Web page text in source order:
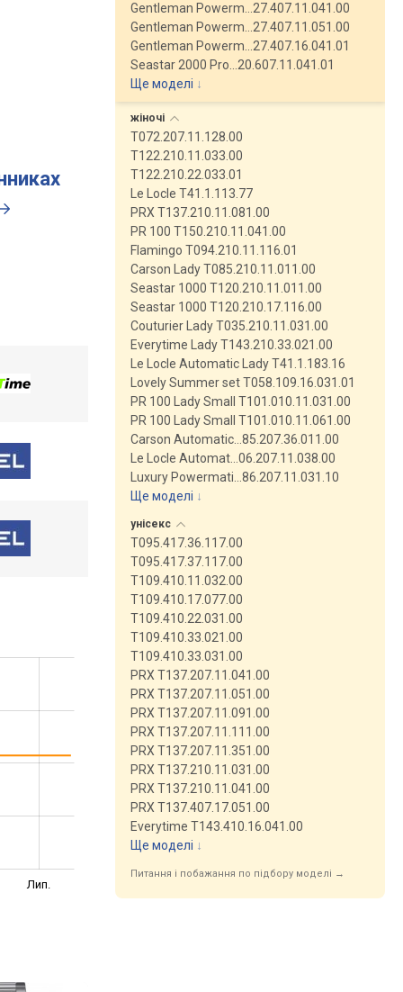
Лип.
Gentleman Powerm…27.407.11.041.00
Gentleman Powerm…27.407.11.051.00
Gentleman Powerm…27.407.16.041.01
Seastar 2000 Pro…20.607.11.041.01
Ще моделі ↓
жіночі
T072.207.11.128.00
T122.210.11.033.00
T122.210.22.033.01
Le Locle T41.1.113.77
PRX T137.210.11.081.00
PR 100 T150.210.11.041.00
Flamingo T094.210.11.116.01
Carson Lady T085.210.11.011.00
Seastar 1000 T120.210.11.011.00
Seastar 1000 T120.210.17.116.00
Couturier Lady T035.210.11.031.00
Everytime Lady T143.210.33.021.00
Le Locle Automatic Lady T41.1.183.16
Lovely Summer set T058.109.16.031.01
PR 100 Lady Small T101.010.11.031.00
PR 100 Lady Small T101.010.11.061.00
Carson Automatic…85.207.36.011.00
Le Locle Automat…06.207.11.038.00
Luxury Powermati…86.207.11.031.10
Ще моделі ↓
унісекс
T095.417.36.117.00
T095.417.37.117.00
T109.410.11.032.00
T109.410.17.077.00
T109.410.22.031.00
T109.410.33.021.00
T109.410.33.031.00
PRX T137.207.11.041.00
PRX T137.207.11.051.00
PRX T137.207.11.091.00
PRX T137.207.11.111.00
PRX T137.207.11.351.00
PRX T137.210.11.031.00
PRX T137.210.11.041.00
PRX T137.407.17.051.00
Everytime T143.410.16.041.00
Ще моделі ↓
Питання і побажання по підбору моделі →